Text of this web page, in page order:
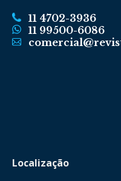
11 4702-3936
11 99500-6086
Localização